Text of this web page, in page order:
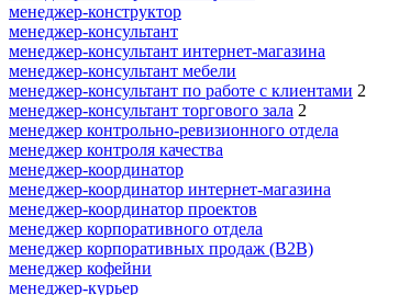
менеджер-конструктор
менеджер-консультант
менеджер-консультант интернет-магазина
менеджер-консультант мебели
менеджер-консультант по работе с клиентами 2
менеджер-консультант торгового зала 2
менеджер контрольно-ревизионного отдела
менеджер контроля качества
менеджер-координатор
менеджер-координатор интернет-магазина
менеджер-координатор проектов
менеджер корпоративного отдела
менеджер корпоративных продаж (B2B)
менеджер кофейни
менеджер-курьер